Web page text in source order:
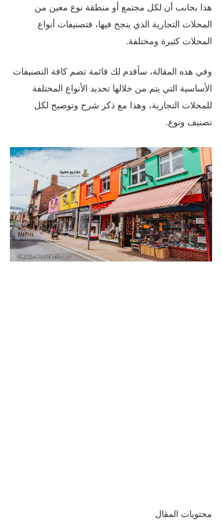
هذا بجانب أن لكل مجتمع أو منطقة نوع معين من
المحلات التجارية الذي ينجح فيها، فتصنيفات أنواع
المحلات كثيرة ومختلفة.
وفي هذه المقالة، سأقدم لك قائمة تضم كافة التصنيفات
الأساسية التي يتم من خلالها تحديد الأنواع المختلفة
للمحلات التجارية، وهذا مع ذكر شرح وتوضيح لكل
تصنيف ونوع.
محتويات المقال